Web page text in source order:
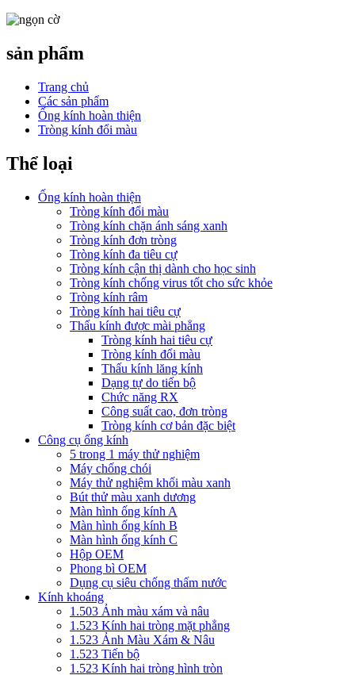
sản phẩm
Trang chủ
Các sản phẩm
Ống kính hoàn thiện
Tròng kính đổi màu
Thể loại
Ống kính hoàn thiện
Tròng kính đổi màu
Tròng kính chặn ánh sáng xanh
Tròng kính đơn tròng
Tròng kính đa tiêu cự
Tròng kính cận thị dành cho học sinh
Tròng kính chống virus tốt cho sức khỏe
Tròng kính râm
Tròng kính hai tiêu cự
Thấu kính được mài phẳng
Tròng kính hai tiêu cự
Tròng kính đổi màu
Thấu kính lăng kính
Dạng tự do tiến bộ
Chức năng RX
Công suất cao, đơn tròng
Tròng kính cơ bản đặc biệt
Công cụ ống kính
5 trong 1 máy thử nghiệm
Máy chống chói
Máy thử nghiệm khối màu xanh
Bút thử màu xanh dương
Màn hình ống kính A
Màn hình ống kính B
Màn hình ống kính C
Hộp OEM
Phong bì OEM
Dụng cụ siêu chống thấm nước
Kính khoáng
1.503 Ảnh màu xám và nâu
1.523 Kính hai tròng mặt phẳng
1.523 Ảnh Màu Xám & Nâu
1.523 Tiến bộ
1.523 Kính hai tròng hình tròn